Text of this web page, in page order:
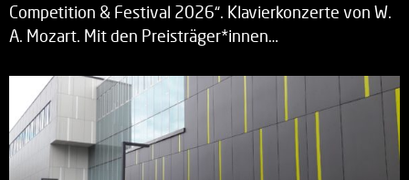
Competition & Festival 2026“. Klavierkonzerte von W.
A. Mozart. Mit den Preisträger*innen…